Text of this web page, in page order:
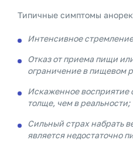
Типичные симптомы
Интенсивное
Отказ от приема пищи
ограничение в пищевом
Искаженное восприятие
толще, чем в реальности;
Сильный страх набрать
является недостаточно